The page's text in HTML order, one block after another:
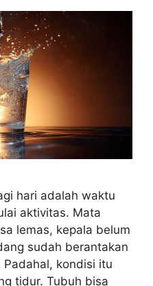
hari adalah waktu
aktivitas. Mata
lemas, kepala belum
sudah berantakan
kondisi itu
tidur. Tubuh bisa